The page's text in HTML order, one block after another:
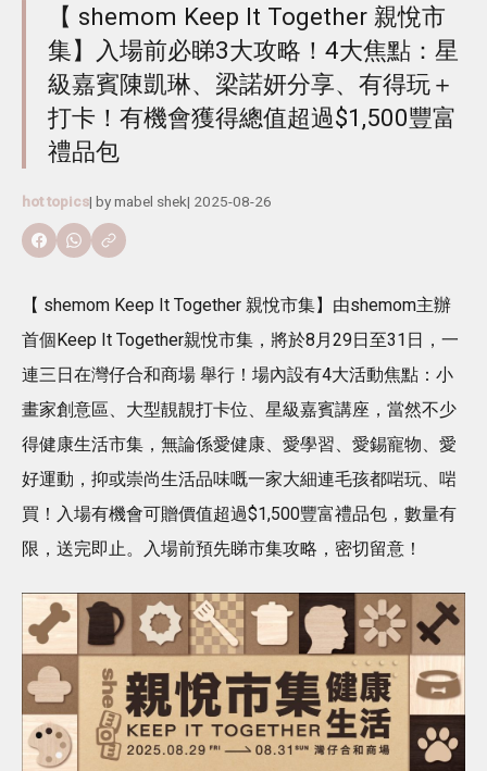
【 shemom Keep It Together 親悅市
集】入場前必睇3大攻略！4大焦點：星
級嘉賓陳凱琳、梁諾妍分享、有得玩＋
打卡！有機會獲得總值超過$1,500豐富
禮品包
hot topics| bymabel shek| 2025-08-26
【 shemom Keep It Together 親悅市集】由shemom主辦
首個Keep It Together親悅市集，將於8月29日至31日，一
連三日在灣仔合和商場 舉行！場內設有4大活動焦點：小
畫家創意區、大型靚靚打卡位、星級嘉賓講座，當然不少
得健康生活市集，無論係愛健康、愛學習、愛錫寵物、愛
好運動，抑或崇尚生活品味嘅一家大細連毛孩都啱玩、啱
買！入場有機會可贈價值超過$1,500豐富禮品包，數量有
限，送完即止。入場前預先睇市集攻略，密切留意！